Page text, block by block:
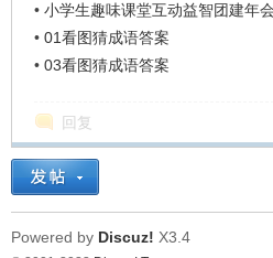
• 小学生趣味课堂互动益智团建年
• 01看图猜成语答案
• 03看图猜成语答案
回复
Powered by Discuz! X3.4